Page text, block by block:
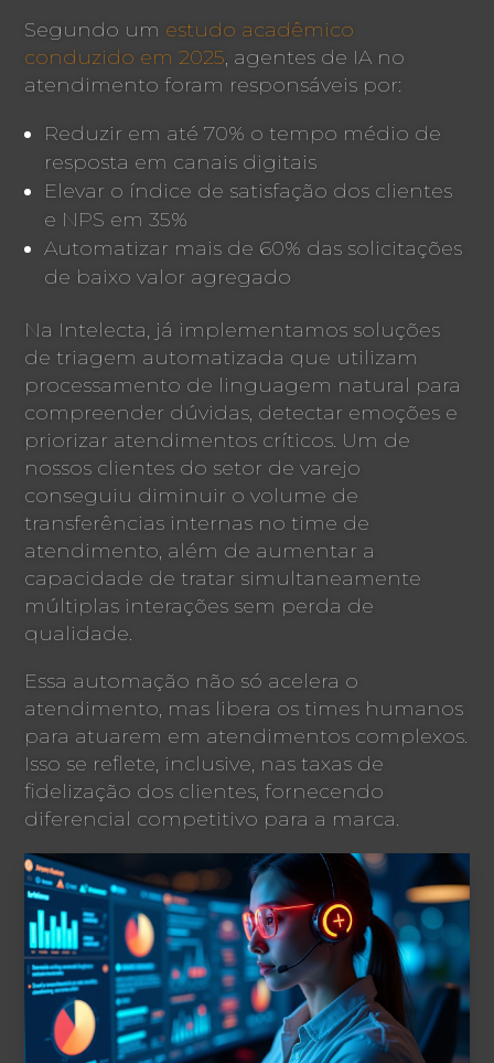
Segundo um estudo acadêmico
conduzido em 2025, agentes de IA no
atendimento foram responsáveis por:
Reduzir em até 70% o tempo médio de
resposta em canais digitais
Elevar o índice de satisfação dos clientes
e NPS em 35%
Automatizar mais de 60% das solicitações
de baixo valor agregado
Na Intelecta, já implementamos soluções
de triagem automatizada que utilizam
processamento de linguagem natural para
compreender dúvidas, detectar emoções e
priorizar atendimentos críticos. Um de
nossos clientes do setor de varejo
conseguiu diminuir o volume de
transferências internas no time de
atendimento, além de aumentar a
capacidade de tratar simultaneamente
múltiplas interações sem perda de
qualidade.
Essa automação não só acelera o
atendimento, mas libera os times humanos
para atuarem em atendimentos complexos.
Isso se reflete, inclusive, nas taxas de
fidelização dos clientes, fornecendo
diferencial competitivo para a marca.